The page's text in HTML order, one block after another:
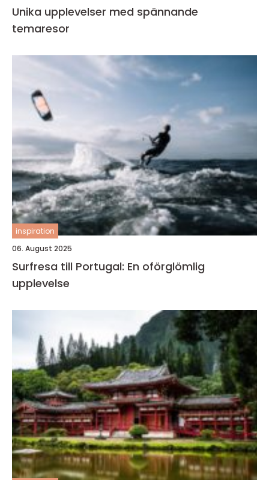
Unika upplevelser med spännande
temaresor
inspiration
06. August 2025
Surfresa till Portugal: En oförglömlig
upplevelse